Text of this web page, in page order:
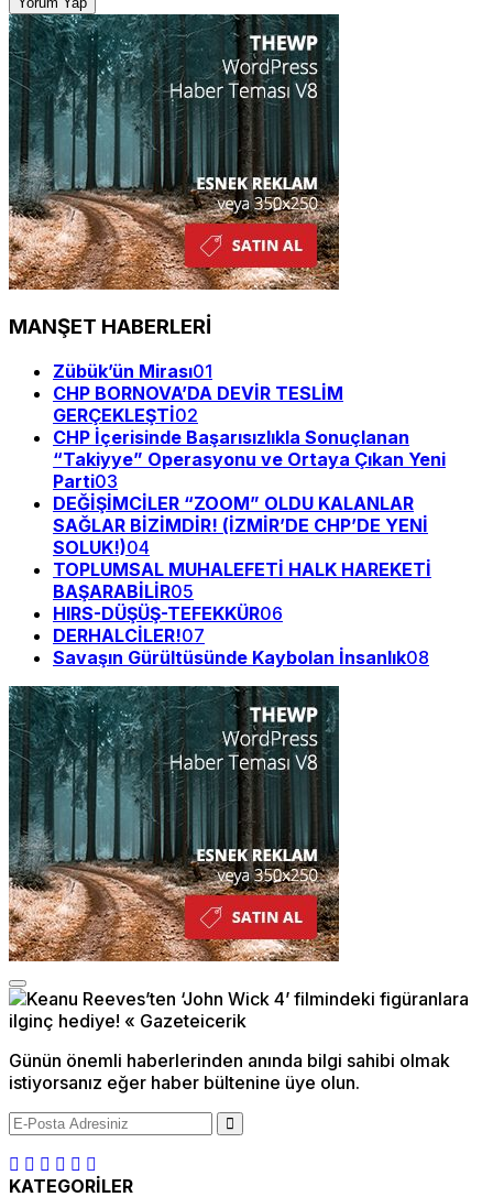
MANŞET HABERLERİ
Zübük’ün Mirası01
CHP BORNOVA’DA DEVİR TESLİM
GERÇEKLEŞTİ02
CHP İçerisinde Başarısızlıkla Sonuçlanan
“Takiyye” Operasyonu ve Ortaya Çıkan Yeni
Parti03
DEĞİŞİMCİLER “ZOOM” OLDU KALANLAR
SAĞLAR BİZİMDİR! (İZMİR’DE CHP’DE YENİ
SOLUK!)04
TOPLUMSAL MUHALEFETİ HALK HAREKETİ
BAŞARABİLİR05
HIRS-DÜŞÜŞ-TEFEKKÜR06
DERHALCİLER!07
Savaşın Gürültüsünde Kaybolan İnsanlık08
Günün önemli haberlerinden anında bilgi sahibi olmak
istiyorsanız eğer haber bültenine üye olun.
KATEGORİLER